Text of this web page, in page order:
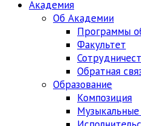
Академия
Об Академии
Программы
Факультет
Обратная
Образование
Композиция